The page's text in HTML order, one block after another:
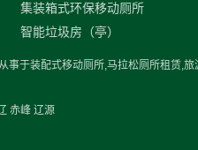
集装箱式环保移动厕所
智能垃圾房（亭）
事于装配式移动厕所,马拉松厕所租赁,旅
赤峰 辽源